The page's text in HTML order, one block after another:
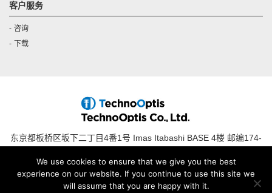
客户服务
咨询
下载
东京都板桥区坂下二丁目4番1号 Imas Itabashi BASE 4楼 邮编174-
电话 : +81-(0)3-3558-2642, 传真 : +81-(0)3-5392-4992
Privacy Policy Site Policy
We use cookies to ensure that we give you the best
experience on our website. If you continue to use this site we
will assume that you are happy with it.